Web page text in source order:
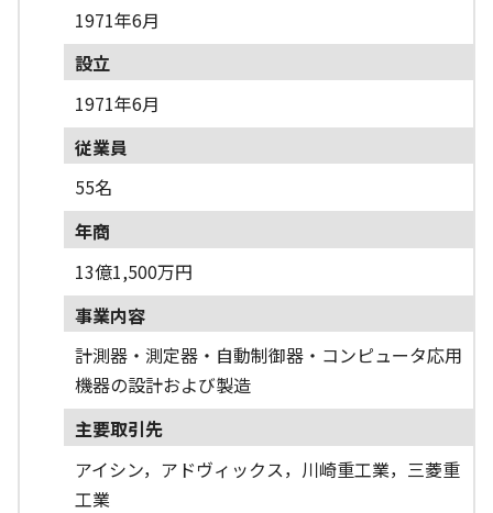
1971年6月
設立
1971年6月
従業員
55名
年商
13億1,500万円
事業内容
計測器・測定器・自動制御器・コンピュータ応用
機器の設計および製造
主要取引先
アイシン，アドヴィックス，川崎重工業，三菱重
工業